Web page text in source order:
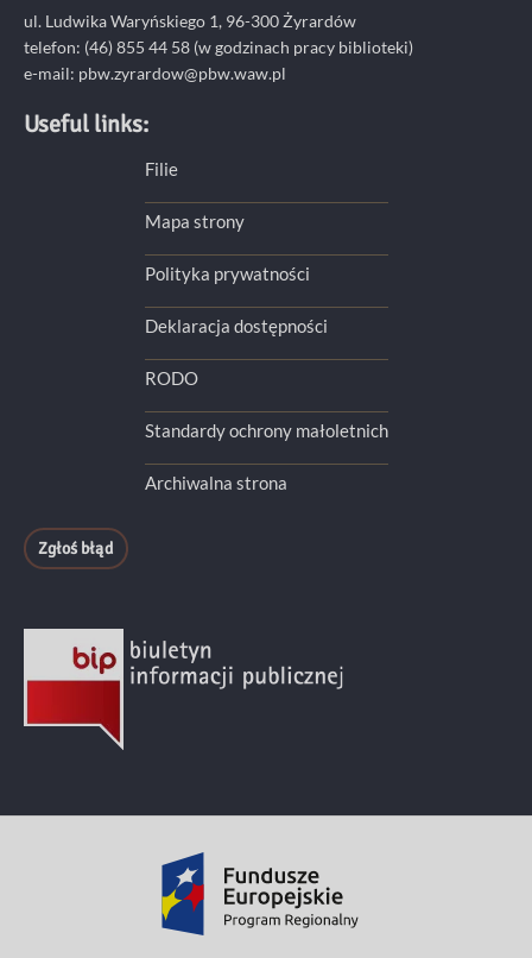
ul. Ludwika Waryńskiego 1, 96-300 Żyrardów
telefon: (46) 855 44 58 (w godzinach pracy biblioteki)
e-mail: pbw.zyrardow@pbw.waw.pl
Useful links:
Filie
Mapa strony
Polityka prywatności
Deklaracja dostępności
RODO
Standardy ochrony małoletnich
Archiwalna strona
Zgłoś błąd